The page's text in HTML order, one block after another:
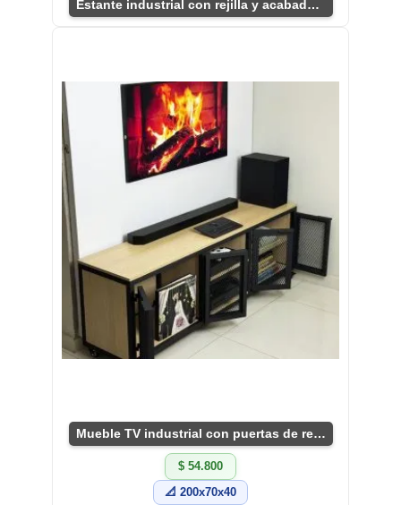
Estante industrial con rejilla y acabado natural
Mueble TV industrial con puertas de rejilla
$ 54.800
📐 200x70x40